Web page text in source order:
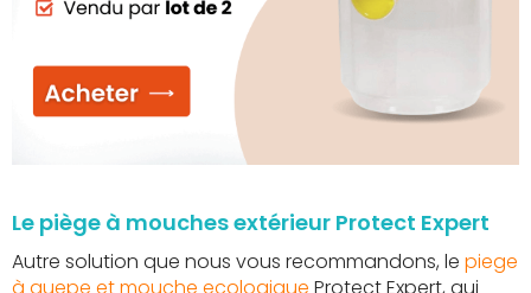
Le piège à mouches extérieur Protect Expert
Autre solution que nous vous recommandons, le piege